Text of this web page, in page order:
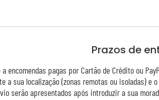
Prazos de
encomendas pagas por Cartão de Crédito ou
a sua localização (zonas remotas ou isoladas) e
serão apresentados após introduzir a sua